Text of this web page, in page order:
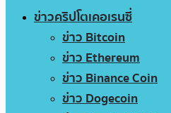
ข่าวคริปโตเคอเรนซี่
ข่าว Bitcoin
ข่าว Ethereum
ข่าว Binance Coin
ข่าว Dogecoin